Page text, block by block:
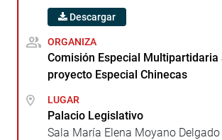
Descargar
ORGANIZA
Comisión Especial Multipartidaria
proyecto Especial Chinecas
LUGAR
Palacio Legislativo
Sala María Elena Moyano Delgado